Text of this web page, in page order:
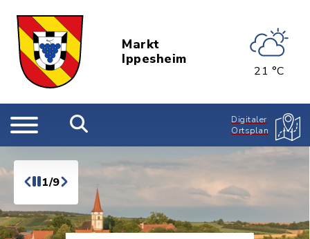
Markt
Ippesheim
21 °C
Digitaler
Ortsplan
1/9